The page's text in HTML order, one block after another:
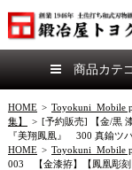
商品カテ
HOME > Toyokuni_Mobile
集】
> [予約販売] 【金/黒
『美翔鳳凰』 300 真
HOME > Toyokuni_Mobile
003 【金漆拵】【鳳凰彫